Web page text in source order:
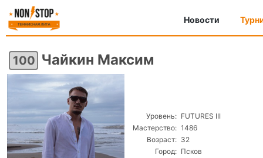
Новости
100 Чайкин Максим
Уровень: FUTURES III
Мастерство: 1486
Возраст: 32
Город: Псков